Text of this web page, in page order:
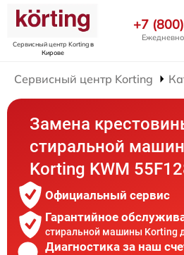
Сервисный центр Kortingв
Кирове
+7
Сервисный центр Korting
Замена
стиральной
Korting KWM
Официальный сервис
Гарантийное
стиральной машины Korting
Диагностика за наш